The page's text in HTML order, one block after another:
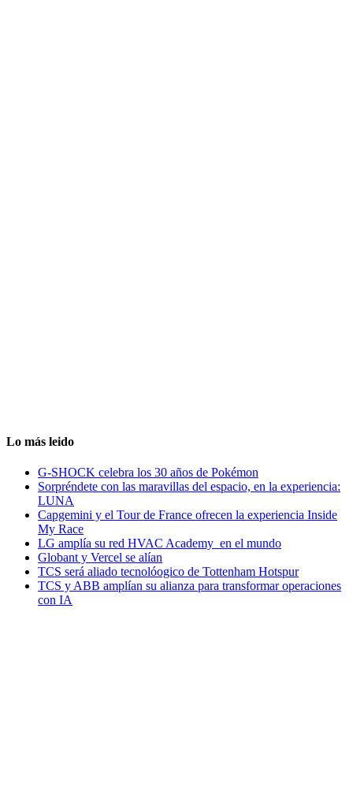
Lo más leido
G-SHOCK celebra los 30 años de Pokémon
Sorpréndete con las maravillas del espacio, en la experiencia:
LUNA
Capgemini y el Tour de France ofrecen la experiencia Inside
My Race
LG amplía su red HVAC Academy en el mundo
Globant y Vercel se alían
TCS será aliado tecnolóogico de Tottenham Hotspur
TCS y ABB amplían su alianza para transformar operaciones
con IA